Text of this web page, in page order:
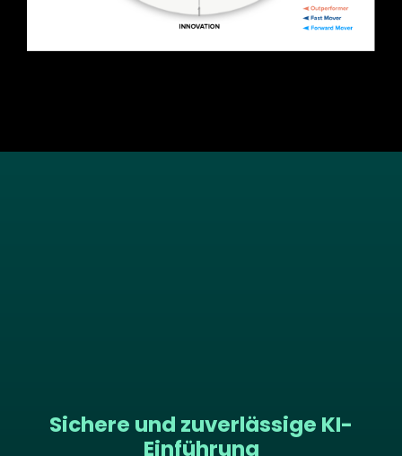
Sichere und zuverlässige KI-
Einführung